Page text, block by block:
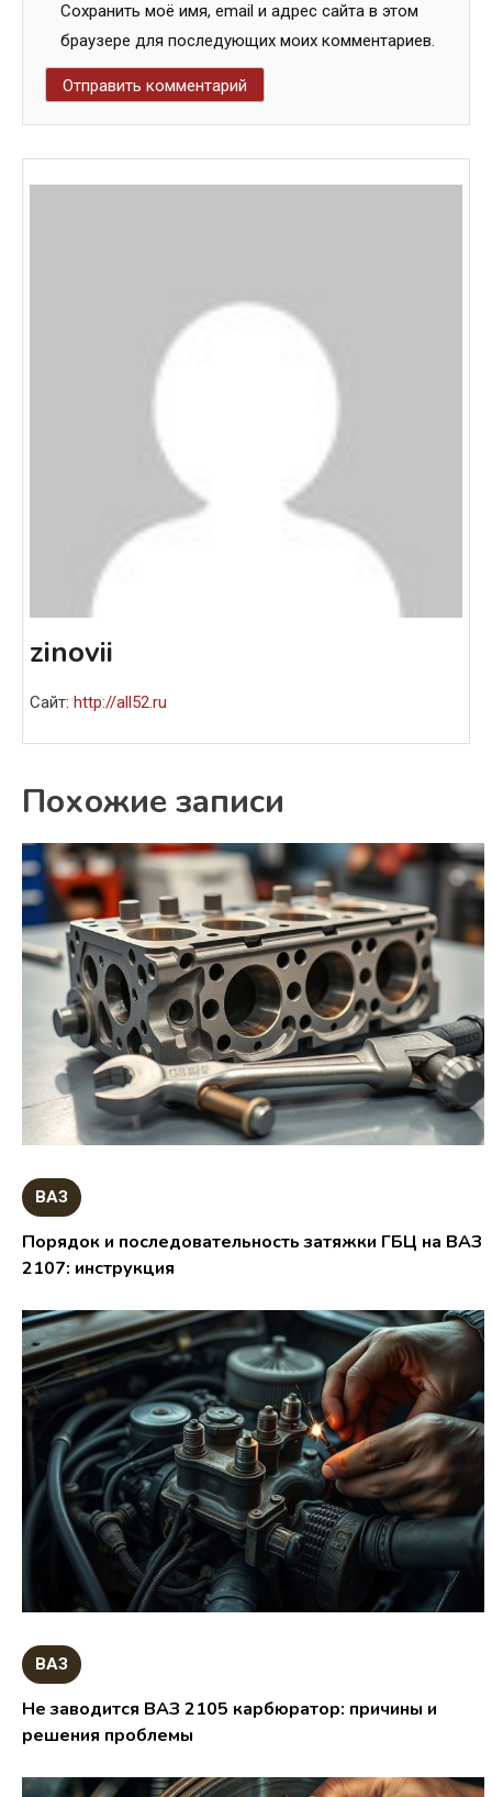
Сохранить моё имя, email и адрес сайта в этом
браузере для последующих моих комментариев.
zinovii
Сайт: http://all52.ru
Похожие записи
ВАЗ
Порядок и последовательность затяжки ГБЦ на ВАЗ
2107: инструкция
ВАЗ
Не заводится ВАЗ 2105 карбюратор: причины и
решения проблемы